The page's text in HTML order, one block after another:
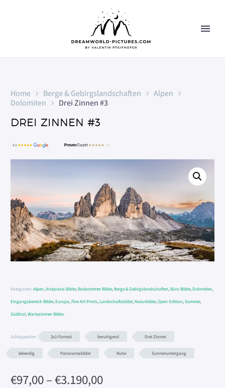
Home Berge & Gebirgslandschaften
Alpen
Dolomiten
Drei Zinnen #3
DREI ZINNEN #3
Kategorien:Alpen Arztpraxis Bilder, Badezimmer Bilder, Berge & Gebirgslandschaften Büro Bilder, Dolomiten
Eingangsbereich Bilder, Europa Fine Art Prints Landschaftsbilder, Naturbilder, Open-Edition Sommer,
Südtirol Wartezimmer Bilder.
Schlagwörter: 2x1-Format beruhigend Drei Zinnen
lebendig Panoramabilder Ruhe Sonnenuntergang
€97,00–€3.190,00Preisspanne: